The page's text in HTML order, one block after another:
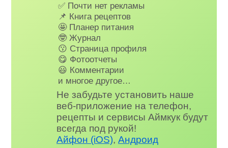
✅ Почти нет рекламы
📌 Книга рецептов
🤩 Планер питания
🤓 Журнал
😗 Страница профиля
😋 Фотоотчеты
😃 Комментарии
и многое другое…
Не забудьте установить наше
веб-приложение на телефон,
рецепты и сервисы Аймкук будут
всегда под рукой!
Айфон (iOS),Андроид